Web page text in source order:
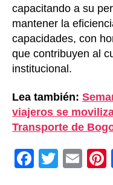
capacitando a su
mantener la
capacidades, con
que contribuyen al
institucional.
Lea también:
viajeros se
Transporte de
F
T
E